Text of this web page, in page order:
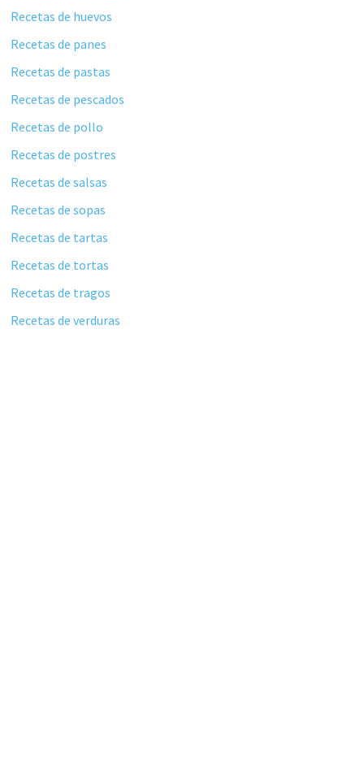
Recetas de huevos
Recetas de panes
Recetas de pastas
Recetas de pescados
Recetas de pollo
Recetas de postres
Recetas de salsas
Recetas de sopas
Recetas de tartas
Recetas de tortas
Recetas de tragos
Recetas de verduras